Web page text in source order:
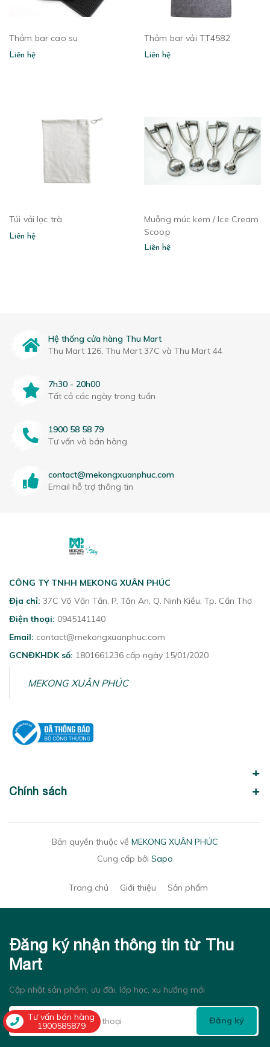
Thảm bar cao su
Liên hệ
Thảm bar vải TT4582
Liên hệ
Túi vải lọc trà
Liên hệ
Muỗng múc kem / Ice Cream
Scoop
Liên hệ
Hệ thống cửa hàng Thu Mart
Thu Mart 126, Thu Mart 37C và Thu Mart 44
7h30 - 20h00
Tất cả các ngày trong tuần
1900 58 58 79
Tư vấn và bán hàng
contact@mekongxuanphuc.com
Email hỗ trợ thông tin
CÔNG TY TNHH MEKONG XUÂN PHÚC
Địa chỉ: 37C Võ Văn Tần, P. Tân An, Q. Ninh Kiều, Tp. Cần Thơ
Điện thoại: 0945141140
Email: contact@mekongxuanphuc.com
GCNĐKHDK số: 1801661236 cấp ngày 15/01/2020
MEKONG XUÂN PHÚC
Chính sách
Bản quyền thuộc về MEKONG XUÂN PHÚC
Cung cấp bởi Sapo
Trang chủ Giới thiệu Sản phẩm
Đăng ký nhận thông tin từ Thu
Mart
Cập nhật sản phẩm, ưu đãi, lớp học, xu hướng mới
Đăng ký
Tư vấn bán hàng
1900585879